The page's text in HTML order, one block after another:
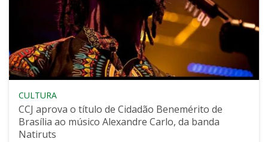
CULTURA
CCJ aprova o título de Cidadão Benemérito de
Brasília ao músico Alexandre Carlo, da banda
Natiruts